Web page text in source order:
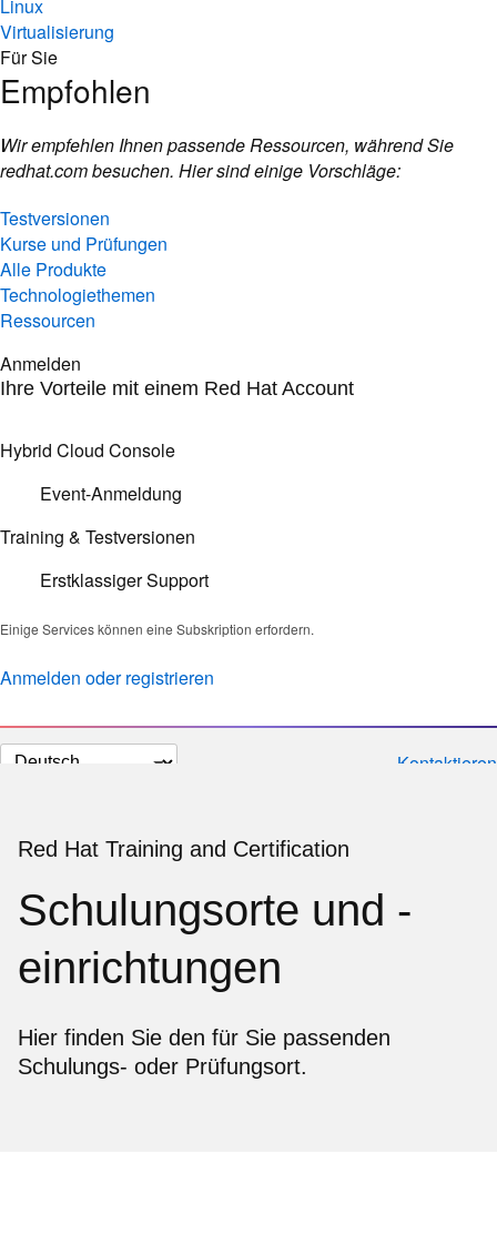
Linux
Virtualisierung
Für Sie
Empfohlen
Wir empfehlen Ihnen passende Ressourcen, während Sie
redhat.com besuchen. Hier sind einige Vorschläge:
Testversionen
Kurse und Prüfungen
Alle Produkte
Technologiethemen
Ressourcen
Anmelden
Ihre Vorteile mit einem Red Hat Account
Hybrid Cloud Console
Event-Anmeldung
Training & Testversionen
Erstklassiger Support
Einige Services können eine Subskription erfordern.
Anmelden oder registrieren
Sprache
Kontaktieren
Red Hat Training and Certification
Schulungsorte und -
einrichtungen
Hier finden Sie den für Sie passenden
Schulungs- oder Prüfungsort.